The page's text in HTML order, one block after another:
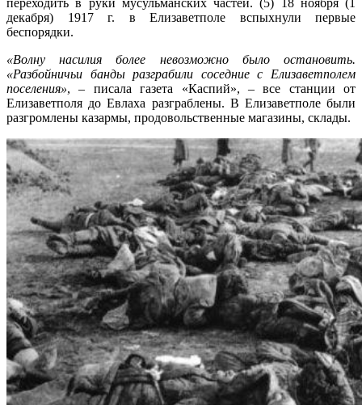
декабря) 1917 г. в Елизаветполе вспыхнули первые
беспорядки.
«Волну насилия более невозможно было остановить.
«Разбойничьи банды разграбили соседние с Елизаветполем
поселения», – писала газета «Каспий», – все станции от
Елизаветполя до Евлаха разграблены. В Елизаветполе были
разгромлены казармы, продовольственные магазины, склады.